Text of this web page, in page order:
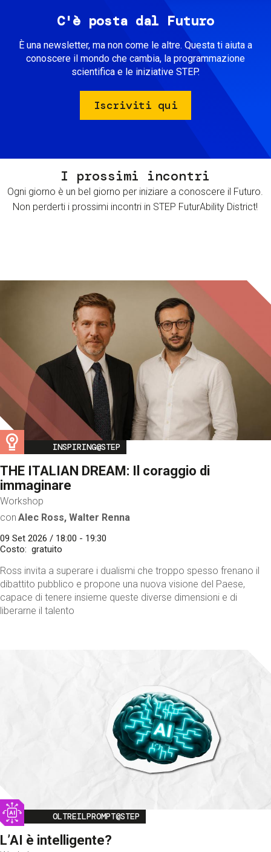
C'è posta dal Futuro
È una newsletter, ma non come le altre. Questa ti aiuta a
conoscere il mondo che cambia, la programmazione
scientifica e le iniziative STEP.
Iscriviti qui
I prossimi incontri
Ogni giorno è un bel giorno per iniziare a conoscere il Futuro.
Non perderti i prossimi incontri in STEP FuturAbility District!
Image
INSPIRING@STEP
THE ITALIAN DREAM: Il coraggio di
immaginare
Workshop
con Alec Ross, Walter Renna
09 Set 2026 / 18:00 - 19:30
Costo
gratuito
Ross invita a superare i dualismi che troppo spesso frenano il
dibattito pubblico e propone una nuova visione del Paese,
capace di tenere insieme queste diverse dimensioni e di
liberarne il talento
Image
OLTREILPROMPT@STEP
L’AI è intelligente?